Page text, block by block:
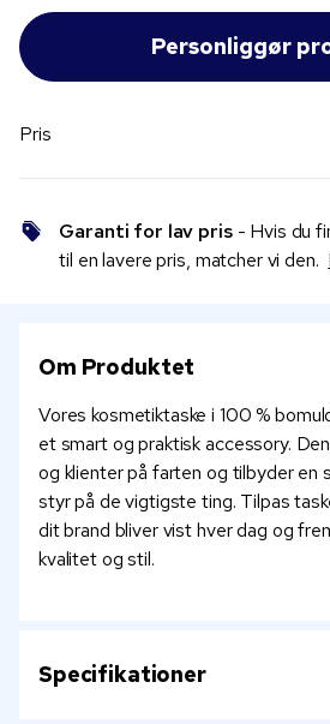
Pris
Garanti for lav pris- Hvis du
til en lavere pris, matcher vi den.
Om Produktet
Vores kosmetiktaske i 100 %
et smart og praktisk accessory.
og klienter på farten og tilbyder en
styr på de vigtigste ting. Tilpas
dit brand bliver vist hver dag og
kvalitet og stil.
Specifikationer